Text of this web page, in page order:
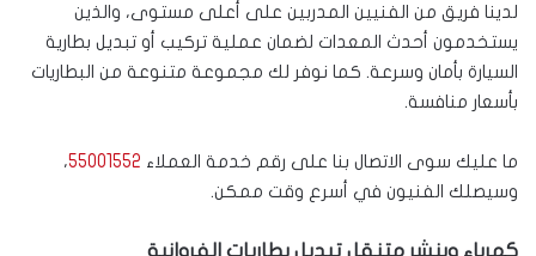
لدينا فريق من الفنيين المدربين على أعلى مستوى، والذين
يستخدمون أحدث المعدات لضمان عملية تركيب أو تبديل بطارية
السيارة بأمان وسرعة. كما نوفر لك مجموعة متنوعة من البطاريات
بأسعار منافسة.
ما عليك سوى الاتصال بنا على رقم خدمة العملاء 55001552،
وسيصلك الفنيون في أسرع وقت ممكن.
كهرباء وبنشر متنقل تبديل بطاريات الفروانية